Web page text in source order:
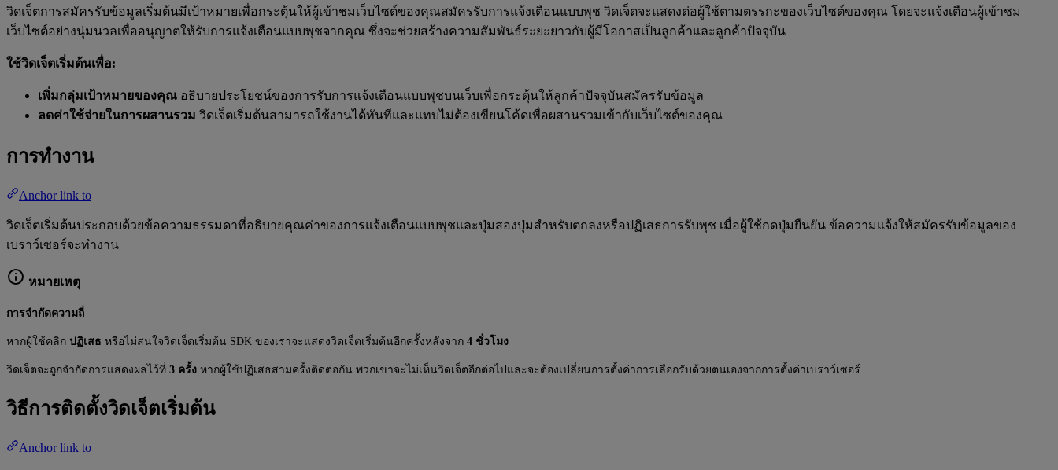
วิดเจ็ตการสมัครรับข้อมูลเริ่มต้นมีเป้าหมายเพื่อกระตุ้นให้ผู้เข้าชมเว็บไซต์ของคุณสมัครรับการแจ้งเตือนแบบพุช วิดเจ็ตจะแสดงต่อผู้ใช้ตามตรรกะของเว็บไซต์ของคุณ โดยจะแจ้งเตือนผู้เข้าชม
เว็บไซต์อย่างนุ่มนวลเพื่ออนุญาตให้รับการแจ้งเตือนแบบพุชจากคุณ ซึ่งจะช่วยสร้างความสัมพันธ์ระยะยาวกับผู้มีโอกาสเป็นลูกค้าและลูกค้าปัจจุบัน
ใช้วิดเจ็ตเริ่มต้นเพื่อ:
เพิ่มกลุ่มเป้าหมายของคุณ อธิบายประโยชน์ของการรับการแจ้งเตือนแบบพุชบนเว็บเพื่อกระตุ้นให้ลูกค้าปัจจุบันสมัครรับข้อมูล
ลดค่าใช้จ่ายในการผสานรวม วิดเจ็ตเริ่มต้นสามารถใช้งานได้ทันทีและแทบไม่ต้องเขียนโค้ดเพื่อผสานรวมเข้ากับเว็บไซต์ของคุณ
การทำงาน
Anchor link to
วิดเจ็ตเริ่มต้นประกอบด้วยข้อความธรรมดาที่อธิบายคุณค่าของการแจ้งเตือนแบบพุชและปุ่มสองปุ่มสำหรับตกลงหรือปฏิเสธการรับพุช เมื่อผู้ใช้กดปุ่มยืนยัน ข้อความแจ้งให้สมัครรับข้อมูลของ
เบราว์เซอร์จะทำงาน
หมายเหตุ
การจำกัดความถี่
หากผู้ใช้คลิก ปฏิเสธ หรือไม่สนใจวิดเจ็ตเริ่มต้น SDK ของเราจะแสดงวิดเจ็ตเริ่มต้นอีกครั้งหลังจาก 4 ชั่วโมง
วิดเจ็ตจะถูกจำกัดการแสดงผลไว้ที่ 3 ครั้ง หากผู้ใช้ปฏิเสธสามครั้งติดต่อกัน พวกเขาจะไม่เห็นวิดเจ็ตอีกต่อไปและจะต้องเปลี่ยนการตั้งค่าการเลือกรับด้วยตนเองจากการตั้งค่าเบราว์เซอร์
วิธีการติดตั้งวิดเจ็ตเริ่มต้น
Anchor link to